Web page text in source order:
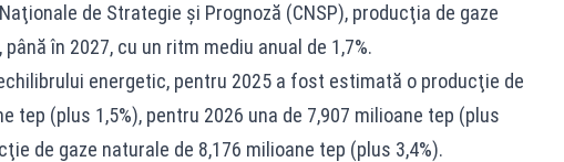
de Strategie şi Prognoză (CNSP), producţia de gaze
în 2027, cu un ritm mediu anual de 1,7%.
energetic, pentru 2025 a fost estimată o producţie de
tep (plus 1,5%), pentru 2026 una de 7,907 milioane tep (plus
de gaze naturale de 8,176 milioane tep (plus 3,4%).